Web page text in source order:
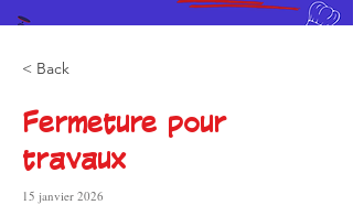
< Back
Fermeture pour
travaux
15 janvier 2026